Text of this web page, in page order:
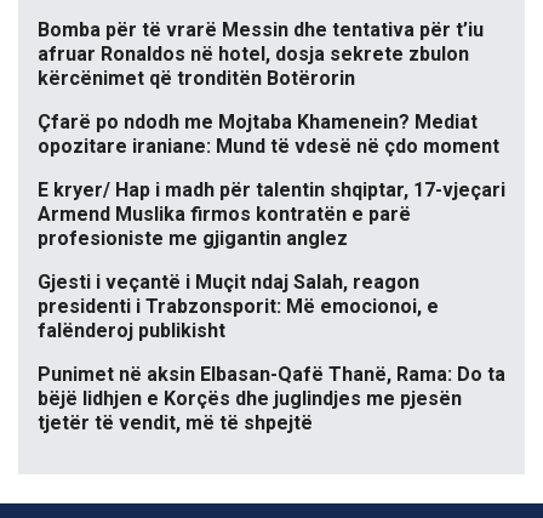
Bomba për të vrarë Messin dhe tentativa për t’iu
afruar Ronaldos në hotel, dosja sekrete zbulon
kërcënimet që tronditën Botërorin
Çfarë po ndodh me Mojtaba Khamenein? Mediat
opozitare iraniane: Mund të vdesë në çdo moment
E kryer/ Hap i madh për talentin shqiptar, 17-vjeçari
Armend Muslika firmos kontratën e parë
profesioniste me gjigantin anglez
Gjesti i veçantë i Muçit ndaj Salah, reagon
presidenti i Trabzonsporit: Më emocionoi, e
falënderoj publikisht
Punimet në aksin Elbasan-Qafë Thanë, Rama: Do ta
bëjë lidhjen e Korçës dhe juglindjes me pjesën
tjetër të vendit, më të shpejtë